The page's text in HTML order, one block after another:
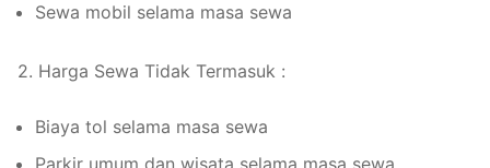
Sewa mobil selama masa sewa
2. Harga Sewa Tidak Termasuk :
Biaya tol selama masa sewa
Parkir umum dan wisata selama masa sewa